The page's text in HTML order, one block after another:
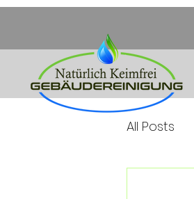
All Posts